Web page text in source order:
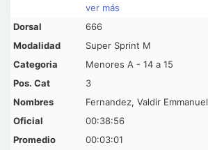
ver más
666
Super Sprint M
Menores A - 14 a 15
3
Fernandez, Valdir Emmanuel
00:38:56
00:03:01